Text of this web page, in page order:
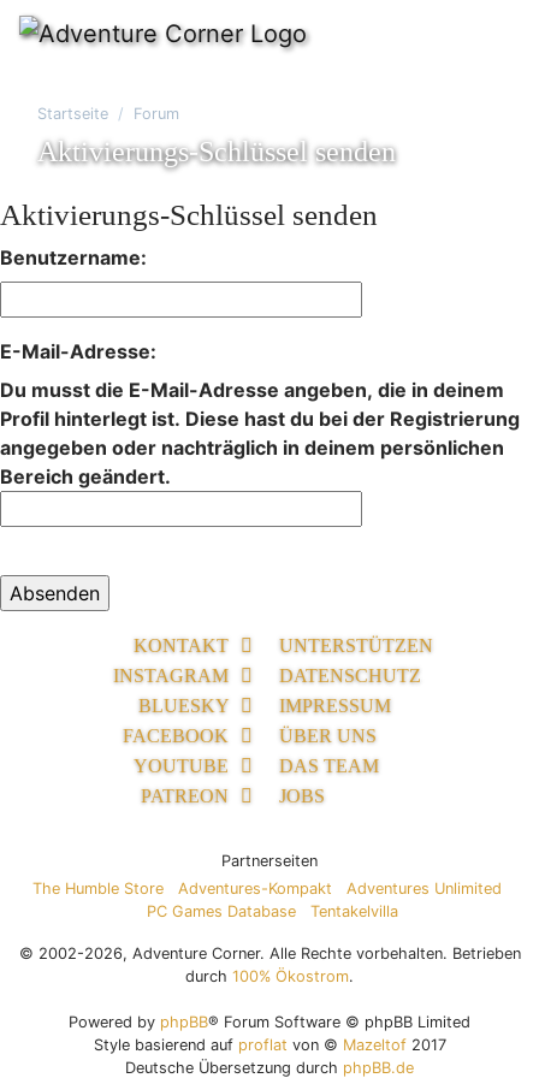
Startseite Forum
Aktivierungs-Schlüssel senden
Aktivierungs-Schlüssel senden
Benutzername:
E-Mail-Adresse:
Du musst die E-Mail-Adresse angeben, die in deinem
Profil hinterlegt ist. Diese hast du bei der Registrierung
angegeben oder nachträglich in deinem persönlichen
Bereich geändert.
KONTAKT
INSTAGRAM
BLUESKY
FACEBOOK
YOUTUBE
PATREON
UNTERSTÜTZEN
DATENSCHUTZ
IMPRESSUM
ÜBER UNS
DAS TEAM
JOBS
Partnerseiten
The Humble Store
Adventures-Kompakt
Adventures Unlimited
PC Games Database
Tentakelvilla
© 2002-2026, Adventure Corner. Alle Rechte vorbehalten. Betrieben
durch 100% Ökostrom.
Powered by phpBB® Forum Software © phpBB Limited
Style basierend auf proflat von © Mazeltof2017
Deutsche Übersetzung durch phpBB.de